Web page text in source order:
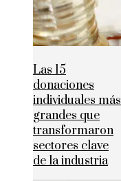
Las 15
donaciones
individuales más
grandes que
transformaron
sectores clave
de la industria